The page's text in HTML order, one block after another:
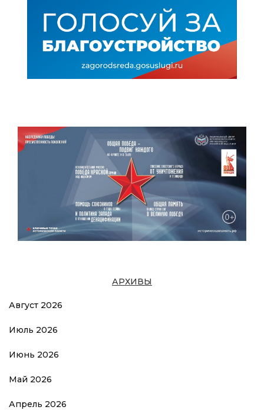
АРХИВЫ
Август 2026
Июль 2026
Июнь 2026
Май 2026
Апрель 2026